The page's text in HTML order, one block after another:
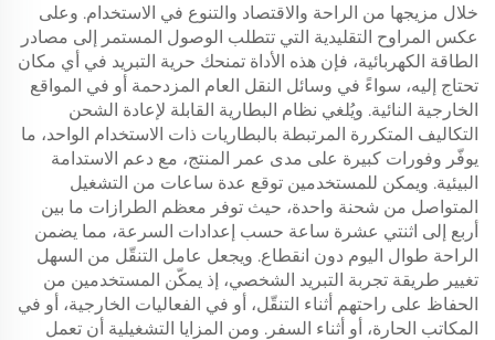
خلال مزيجها من الراحة والاقتصاد والتنوع في الاستخدام. وعلى
عكس المراوح التقليدية التي تتطلب الوصول المستمر إلى مصادر
الطاقة الكهربائية، فإن هذه الأداة تمنحك حرية التبريد في أي مكان
تحتاج إليه، سواءً في وسائل النقل العام المزدحمة أو في المواقع
الخارجية النائية. ويُلغي نظام البطارية القابلة لإعادة الشحن
التكاليف المتكررة المرتبطة بالبطاريات ذات الاستخدام الواحد، ما
يوفّر وفورات كبيرة على مدى عمر المنتج، مع دعم الاستدامة
البيئية. ويمكن للمستخدمين توقع عدة ساعات من التشغيل
المتواصل من شحنة واحدة، حيث توفر معظم الطرازات ما بين
أربع إلى اثنتي عشرة ساعة حسب إعدادات السرعة، مما يضمن
الراحة طوال اليوم دون انقطاع. ويجعل عامل التنقّل من السهل
تغيير طريقة تجربة التبريد الشخصي، إذ يمكّن المستخدمين من
الحفاظ على راحتهم أثناء التنقّل، أو في الفعاليات الخارجية، أو في
المكاتب الحارة، أو أثناء السفر. ومن المزايا التشغيلية أن تعمل